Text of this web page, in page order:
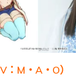
：M・A・O）